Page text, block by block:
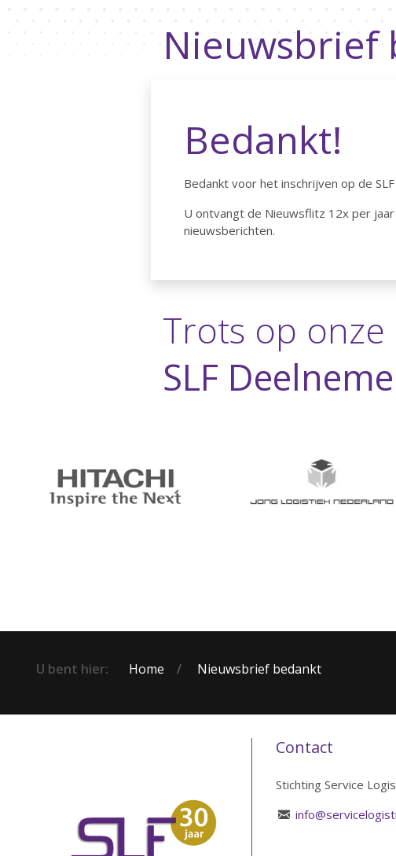
Nieuwsbrief
Bedankt!
Bedankt voor het inschrijven op de
U ontvangt de Nieuwsflitz 12x per
nieuwsberichten.
Trots op onze
SLF
U bent hier: Home Nieuwsbrief bedankt
Contact
Stichting Service